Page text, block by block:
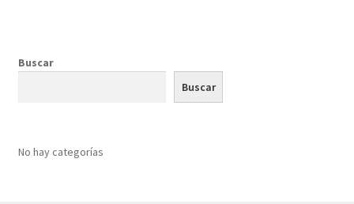
Buscar
Buscar
No hay categorías